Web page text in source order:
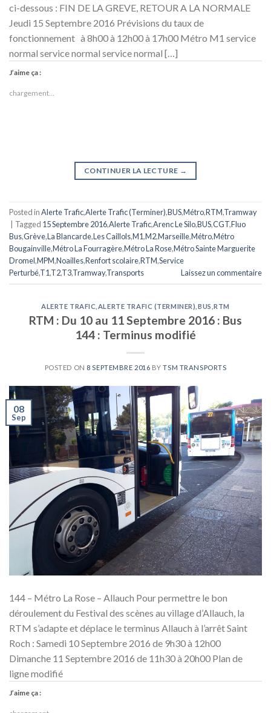
ci-dessous : FIN DE LA GREVE, RETOUR A LA NORMALE
Jeudi 15 Septembre 2016 Prévisions du taux de
fonctionnement à 8h00 à 12h00 à 17h00 Métro M1 service
normal service normal service normal […]
J’aime ça :
chargement…
CONTINUER LA LECTURE →
Posted inAlerte Trafic,Alerte Trafic (Terminer),BUS,Métro,RTM,Tramway
Tagged 15 Septembre 2016,Alerte Trafic,Arenc Le Silo,BUS,CGT,Fluo
Bus,Grève,La Blancarde,Les Caillols,M1,M2,Marseille,Métro,Métro
Bougainville,Métro La Fourragère,Métro La Rose,Métro Sainte Marguerite
Dromel,MPM,Noailles,Renfort scolaire,RTM,Service
Perturbé,T1,T2,T3,Tramway,Transports Laissez un commentaire
ALERTE TRAFIC ALERTE TRAFIC (TERMINER) BUS ,RTM
RTM : Du 10 au 11 Septembre 2016 : Bus
144 : Terminus modifié
POSTED ON 8 SEPTEMBRE 2016 BYTSM TRANSPORTS
08
Sep
144 – Métro La Rose – Allauch Pour permettre le bon
déroulement du Festival des scènes au village d’Allauch, la
RTM s’adapte et déplace le terminus Allauch à l’arrêt Saint
Roch : Samedi 10 Septembre 2016 de 9h30 à 12h00
Dimanche 11 Septembre 2016 de 11h30 à 20h00 Plan de
ligne modifié
J’aime ça :